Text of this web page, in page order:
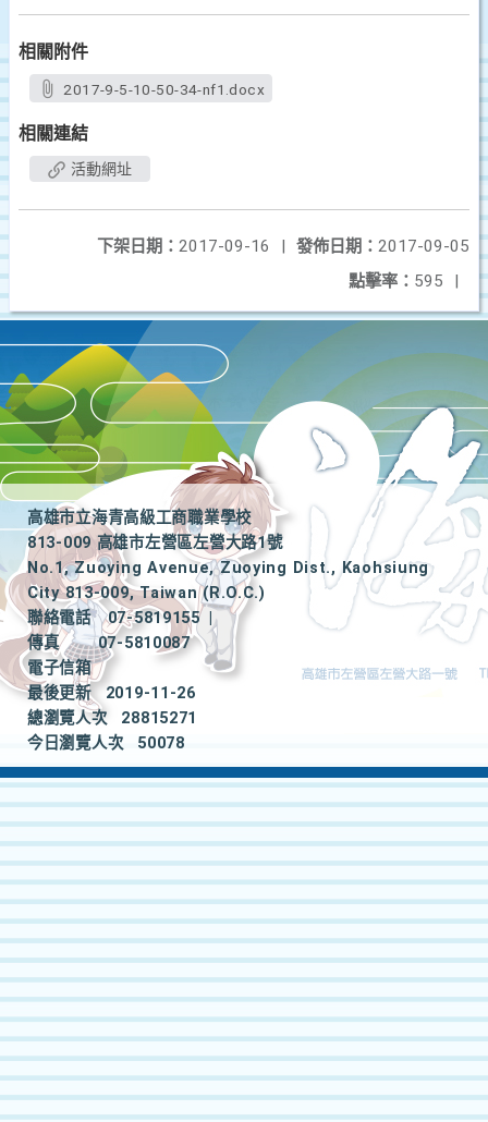
相關附件
2017-9-5-10-50-34-nf1.docx
相關連結
活動網址
發佈日期： 2017-09-05
下架日期： 2017-09-16
|
點擊率： 595 |
高雄市立海青高級工商職業學校
813-009 高雄市左營區左營大路1號
No.1, Zuoying Avenue, Zuoying Dist., Kaohsiung
City 813-009, Taiwan (R.O.C.)
聯絡電話
07-5819155
|
傳真
07-5810087
電子信箱
最後更新
2019-11-26
總瀏覽人次
28815271
今日瀏覽人次
50078